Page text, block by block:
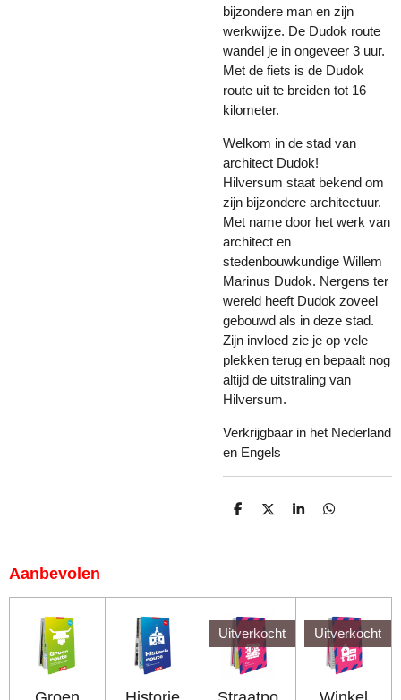
bijzondere man en zijn
werkwijze. De Dudok route
wandel je in ongeveer 3 uur.
Met de fiets is de Dudok
route uit te breiden tot 16
kilometer.
Welkom in de stad van
architect Dudok!
Hilversum staat bekend om
zijn bijzondere architectuur.
Met name door het werk van
architect en
stedenbouwkundige Willem
Marinus Dudok. Nergens ter
wereld heeft Dudok zoveel
gebouwd als in deze stad.
Zijn invloed zie je op vele
plekken terug en bepaalt nog
altijd de uitstraling van
Hilversum.
Verkrijgbaar in het Nederland
en Engels
D
D
S
D
Aanbevolen
Uitverkocht Uitverkocht